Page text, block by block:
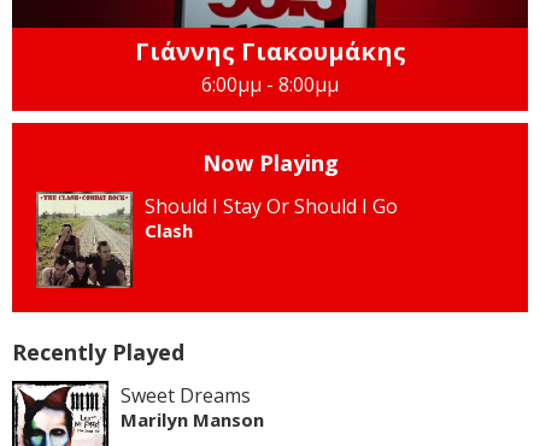
Γιάννης Γιακουμάκης
6:00μμ - 8:00μμ
Now Playing
Should I Stay Or Should I Go
Clash
Recently Played
Sweet Dreams
Marilyn Manson